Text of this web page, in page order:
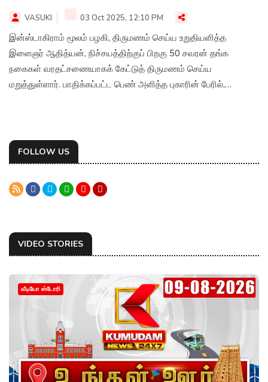
VASUKI 03 Oct 2025, 12:10 PM
இன்ஸ்டாகிராம் மூலம் பழகி, திருமணம் செய்ய உறுதியளித்த
இளைஞர் ஆதித்யன், நிச்சயத்திற்குப் பிறகு 50 சவரன் தங்க
நகைகள் வரதட்சணையாகக் கேட்டுத் திருமணம் செய்ய
மறுத்துள்ளார். பாதிக்கப்பட்ட பெண் அளித்த புகாரின் பேரில்,
FOLLOW US
VIDEO STORIES
வீடியோ ஸ்டோரி